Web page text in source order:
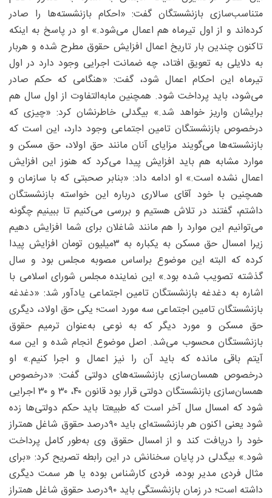
متناسب‌سازی بازنشستگان گفت: «احکام بازنشسته‌ها را صادر
کرده‌اند و از اول تیرماه هم اعمال می‌شود.» او در پاسخ به اینکه
تاکنون چندین بار تاریخ اعمال افزایش حقوق مطرح شده و هربار
به دلایلی به تعویق افتاد، چه ضمانت اجرایی وجود دارد در اول
تیرماه این احکام اعمال شود،‌ گفت: «هنگامی که حکم صادر
می‌شود، باید پرداخت شود. همچنین مابه‌التفاوت از اول سال هم
برایشان واریز خواهد شد.» بیگدلی خاطرنشان کرد: «چیزی که
درخصوص بازنشستگان تامین اجتماعی وجود دارد، این است که
بازنشسته‌ها می‌گویند مزایای آنان مانند حق اولاد، حق مسکن و
موارد مشابه هم باید افزایش پیدا می‌کرد که هنوز این افزایش
اعمال نشده است.» او ادامه داد: «بنابر صحبتی که با سازمان و
همچنین با خود آقای سالاری درباره این خواسته بازنشستگان
داشتم، گفتند در تلاش هستیم و بررسی می‌کنیم تا ببینیم چگونه
می‌توانیم این موارد را هم مانند شاغلان برای شما افزایش دهیم
زیرا امسال حق مسکن به یکباره به ۳‌میلیون تومان افزایش پیدا
کرده که البته این موضوع براساس مصوبه مجلس بود و سال
گذشته تصویب شده بود.» این نماینده مجلس شورای اسلامی با
اشاره به دغدغه بازنشستگان تامین اجتماعی یادآور شد: «دغدغه
بازنشستگان تامین اجتماعی سه مورد است؛ یکی حق اولاد، دیگری
حق مسکن و مورد دیگر که به نوعی به‌عنوان ترمیم حقوق
بازنشستگان محسوب می‌شد. اصل موضوع انجام شده و این سه
آیتم باقی مانده که باید آن را نیز اعمال و اجرا کنیم.» او
درخصوص همسان‌سازی بازنشسته‌های دولتی گفت: «درخصوص
همسان‌سازی بازنشستگان دولتی قرار بود قانون ۴۰، ۳۰ و ۳۰ اجرایی
شود که امسال سال آخر است که طبیعتا باید حکم دولتی‌ها زده
شود یعنی اکنون هر بازنشسته‌ای باید ۹۰‌درصد حقوق شاغل همتراز
خود را دریافت کند و از امسال حقوق وی به‌طور کامل پرداخت
شود.» بیگدلی در پایان سخنانش در این رابطه تصریح کرد: «برای
مثال فردی مدیر بوده، فردی کارشناس بوده یا هر سمت دیگری
داشته است؛ در زمان بازنشستگی باید ۹۰‌درصد حقوق شاغل همتراز